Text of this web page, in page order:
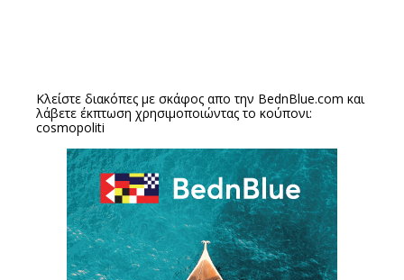
Κλείστε διακόπες με σκάφος απο την BednBlue.com και
λάβετε έκπτωση χρησιμοποιώντας το κούπονι:
cosmopoliti